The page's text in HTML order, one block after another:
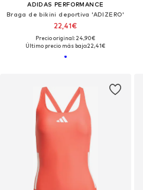
ADIDAS PERFORMANCE
Braga de bikini deportiva 'ADIZERO'
22,41€
Precio original: 24,90€
Último precio más bajo:22,41€